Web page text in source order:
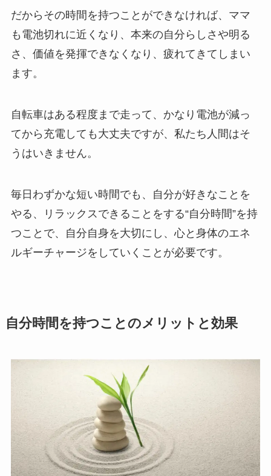
だからその時間を持つことができなければ、ママ
も電池切れに近くなり、本来の自分らしさや明る
さ、価値を発揮できなくなり、疲れてきてしまい
ます。
自転車はある程度まで走って、かなり電池が減っ
てから充電しても大丈夫ですが、私たち人間はそ
うはいきません。
毎日わずかな短い時間でも、自分が好きなことを
やる、リラックスできることをする“自分時間”を持
つことで、自分自身を大切にし、心と身体のエネ
ルギーチャージをしていくことが必要です。
自分時間を持つことのメリットと効果